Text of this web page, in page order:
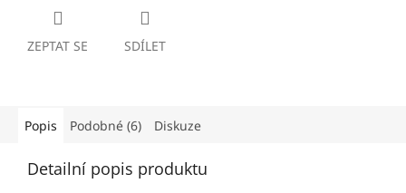
ZEPTAT SE SDÍLET
Popis Podobné (6) Diskuze
Detailní popis produktu